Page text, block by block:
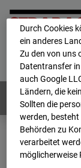
Home E-
Deutsch /
Webcams:
Home
BC-170
Durch Cookies
ein anderes
Zu den von uns
Datentransfer
auch Google
Ländern, die
Sollten die
werden, besteht
Behörden zu
verarbeitet
möglicherweise